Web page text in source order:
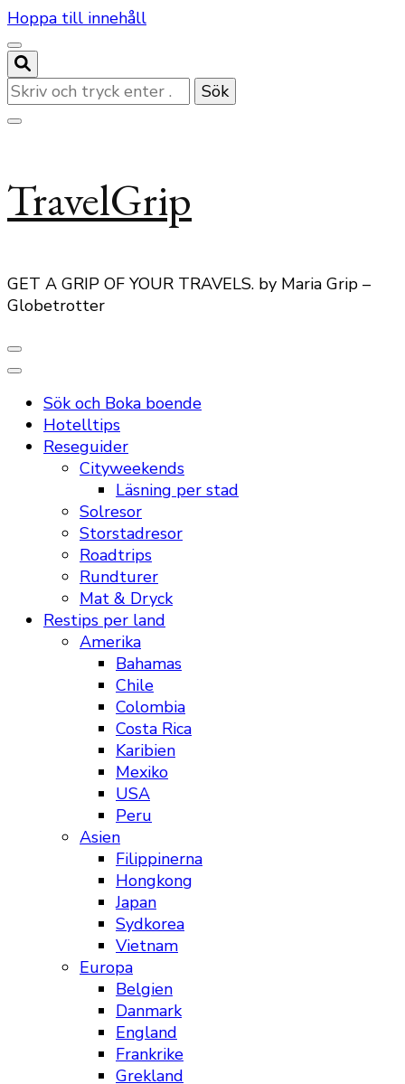
Hoppa till innehåll
Letar
du
efter
TravelGrip
GET A GRIP OF YOUR TRAVELS. by Maria Grip –
Globetrotter
Sök och Boka boende
Hotelltips
Reseguider
Cityweekends
Läsning per stad
Solresor
Storstadresor
Roadtrips
Rundturer
Mat & Dryck
Restips per land
Amerika
Bahamas
Chile
Colombia
Costa Rica
Karibien
Mexiko
USA
Peru
Asien
Filippinerna
Hongkong
Japan
Sydkorea
Vietnam
Europa
Belgien
Danmark
England
Frankrike
Grekland